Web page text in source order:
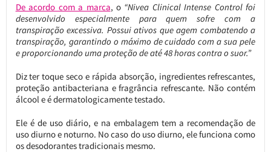
De acordo com a marca, o “Nivea Clinical Intense Control foi
desenvolvido especialmente para quem sofre com a
transpiração excessiva. Possui ativos que agem combatendo a
transpiração, garantindo o máximo de cuidado com a sua pele
e proporcionando uma proteção de até 48 horas contra o suor.”
Diz ter toque seco e rápida absorção, ingredientes refrescantes,
proteção antibacteriana e fragrância refrescante. Não contém
álcool e é dermatologicamente testado.
Ele é de uso diário, e na embalagem tem a recomendação de
uso diurno e noturno. No caso do uso diurno, ele funciona como
os desodorantes tradicionais mesmo.